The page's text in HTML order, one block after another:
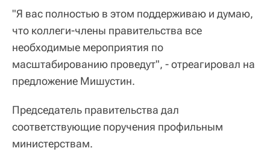
"Я вас полностью в этом поддерживаю и думаю,
что коллеги-члены правительства все
необходимые мероприятия по
масштабированию проведут", - отреагировал на
предложение Мишустин.
Председатель правительства дал
соответствующие поручения профильным
министерствам.